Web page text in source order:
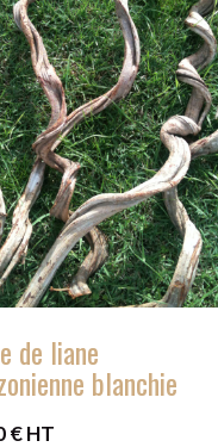
de liane
blanchie
€ HT